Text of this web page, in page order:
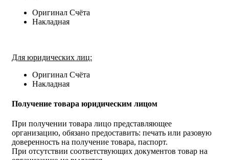
Оригинал Счёта
Накладная
Для юридических лиц:
Оригинал Счёта
Накладная
Получение товара юридическим лицом
При получении товара лицо представляющее
организацию, обязано предоставить: печать или разовую
доверенность на получение товара, паспорт.
При отсутствии соответствующих документов товар на